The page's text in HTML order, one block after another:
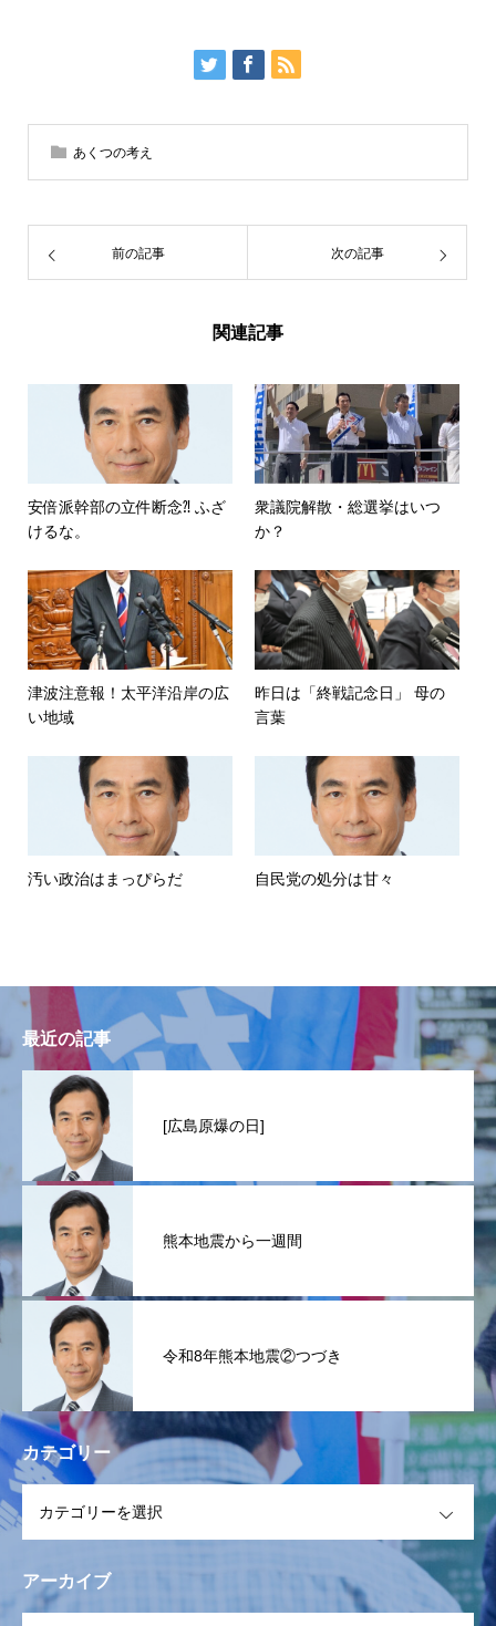
あくつの考え
前の記事 次の記事
関連記事
安倍派幹部の立件断念⁈ ふざ
けるな。
衆議院解散・総選挙はいつ
か？
津波注意報！太平洋沿岸の広
い地域
昨日は「終戦記念日」 母の
言葉
汚い政治はまっぴらだ 自民党の処分は甘々
最近の記事
[広島原爆の日]
熊本地震から一週間
令和8年熊本地震②つづき
カテゴリー
アーカイブ